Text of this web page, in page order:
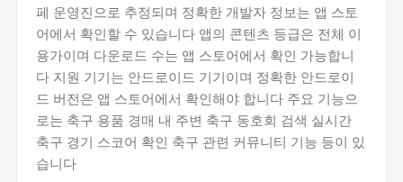
페 운영진으로 추정되며 정확한 개발자 정보는 앱 스토
어에서 확인할 수 있습니다 앱의 콘텐츠 등급은 전체 이
용가이며 다운로드 수는 앱 스토어에서 확인 가능합니
다 지원 기기는 안드로이드 기기이며 정확한 안드로이
드 버전은 앱 스토어에서 확인해야 합니다 주요 기능으
로는 축구 용품 경매 내 주변 축구 동호회 검색 실시간
축구 경기 스코어 확인 축구 관련 커뮤니티 기능 등이 있
습니다